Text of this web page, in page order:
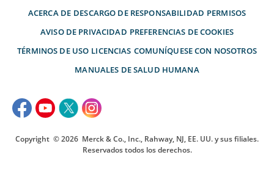
ACERCA DE DESCARGO DE RESPONSABILIDAD PERMISOS
AVISO DE PRIVACIDAD PREFERENCIAS DE COOKIES
TÉRMINOS DE USO LICENCIAS COMUNÍQUESE CON NOSOTROS
MANUALES DE SALUD HUMANA
Copyright © 2026 Merck & Co., Inc., Rahway, NJ, EE. UU. y sus filiales.
Reservados todos los derechos.